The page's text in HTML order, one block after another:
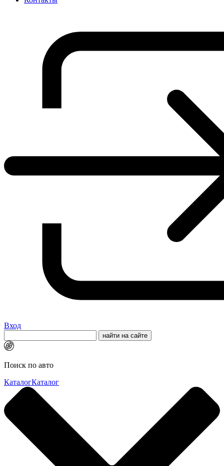
Вход
Поиск по авто
КаталогКаталог